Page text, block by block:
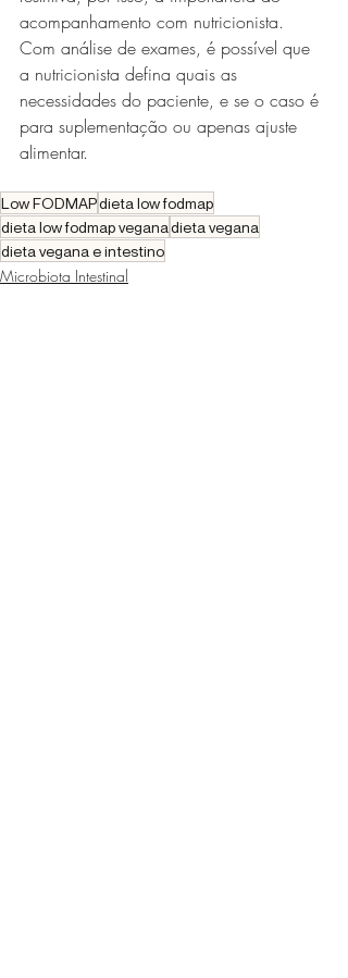
acompanhamento com nutricionista.
Com análise de exames, é possível que
a nutricionista defina quais as
necessidades do paciente, e se o caso é
para suplementação ou apenas ajuste
alimentar.
Low FODMAPdieta low fodmap
dieta low fodmap veganadieta vegana
dieta vegana e intestino
Microbiota Intestinal